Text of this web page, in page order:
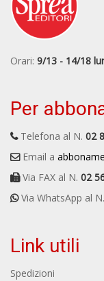
Orari: 9/13 - 14/18
Per
Telefona al N. 02
Email a
Via FAX al N. 02
Via WhatsApp al N.
Link utili
Spedizioni